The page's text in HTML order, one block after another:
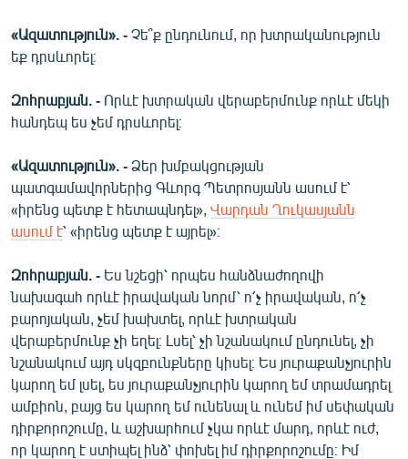
«Ազատություն». - Չե՞ք ընդունում, որ խտրականություն
եք դրսևորել։
Զոհրաբյան. - Որևէ խտրական վերաբերմունք որևէ մեկի
հանդեպ ես չեմ դրսևորել։
«Ազատություն». - Ձեր խմբակցության
պատգամավորներից Գևորգ Պետրոսյանն ասում է՝
«իրենց պետք է հետապնդել», Վարդան Ղուկասյանն
ասում է՝ «իրենց պետք է այրել»։
Զոհրաբյան. - Ես նշեցի՝ որպես հանձնաժողովի
նախագահ որևէ իրավական նորմ՝ ո՛չ իրավական, ո՛չ
բարոյական, չեմ խախտել, որևէ խտրական
վերաբերմունք չի եղել։ Լսել՝ չի նշանակում ընդունել, չի
նշանակում այդ սկզբունքները կիսել։ Ես յուրաքանչյուրին
կարող եմ լսել, ես յուրաքանչյուրին կարող եմ տրամադրել
ամբիոն, բայց ես կարող եմ ունենալ և ունեմ իմ սեփական
դիրքորոշումը, և աշխարհում չկա որևէ մարդ, որևէ ուժ,
որ կարող է ստիպել ինձ՝ փոխել իմ դիրքորոշումը։ Իմ